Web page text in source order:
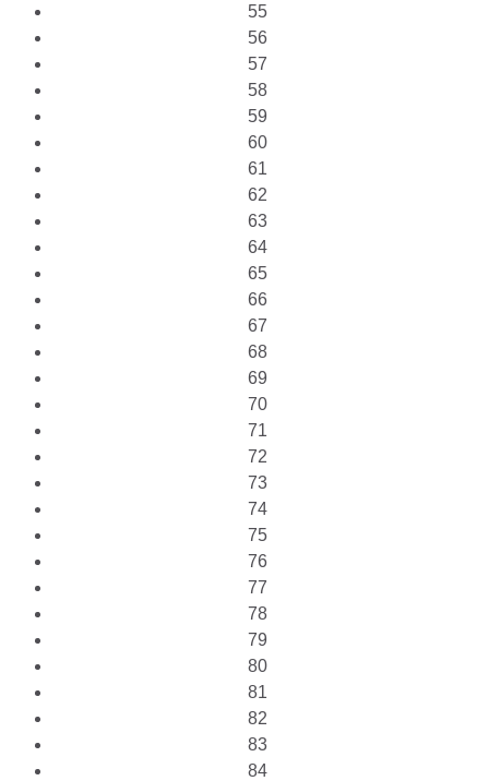
55
56
57
58
59
60
61
62
63
64
65
66
67
68
69
70
71
72
73
74
75
76
77
78
79
80
81
82
83
84